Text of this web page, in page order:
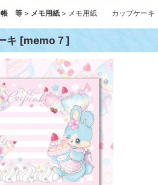
帳 等 > メモ用紙 > メモ用紙 カップケーキ
キ [memo７]